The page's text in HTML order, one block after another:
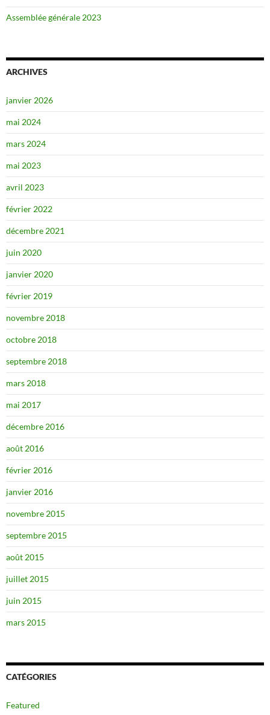
Assemblée générale 2023
ARCHIVES
janvier 2026
mai 2024
mars 2024
mai 2023
avril 2023
février 2022
décembre 2021
juin 2020
janvier 2020
février 2019
novembre 2018
octobre 2018
septembre 2018
mars 2018
mai 2017
décembre 2016
août 2016
février 2016
janvier 2016
novembre 2015
septembre 2015
août 2015
juillet 2015
juin 2015
mars 2015
CATÉGORIES
Featured